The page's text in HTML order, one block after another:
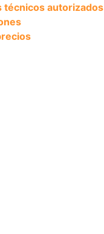
técnicos autorizados